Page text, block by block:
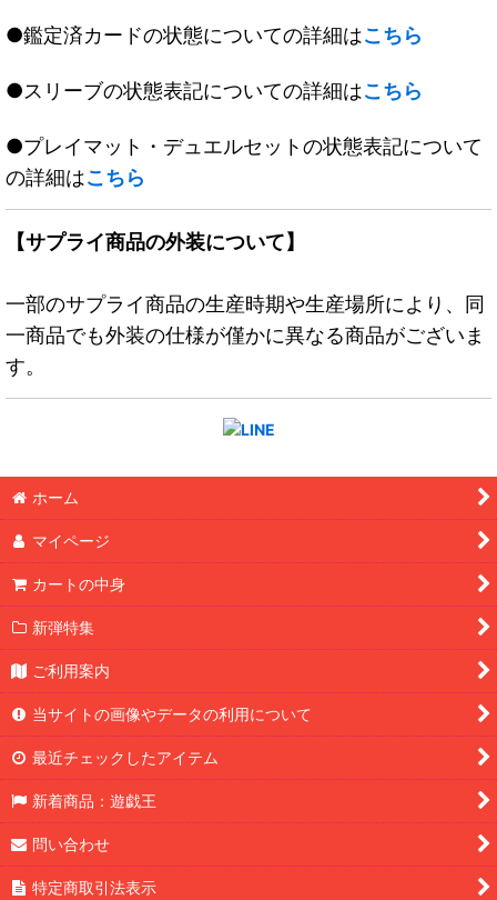
●鑑定済カードの状態についての詳細はこちら
●スリーブの状態表記についての詳細はこちら
●プレイマット・デュエルセットの状態表記について
の詳細はこちら
【サプライ商品の外装について】
一部のサプライ商品の生産時期や生産場所により、同
一商品でも外装の仕様が僅かに異なる商品がございま
す。
ホーム
マイページ
カートの中身
新弾特集
ご利用案内
当サイトの画像やデータの利用について
最近チェックしたアイテム
新着商品：遊戯王
問い合わせ
特定商取引法表示